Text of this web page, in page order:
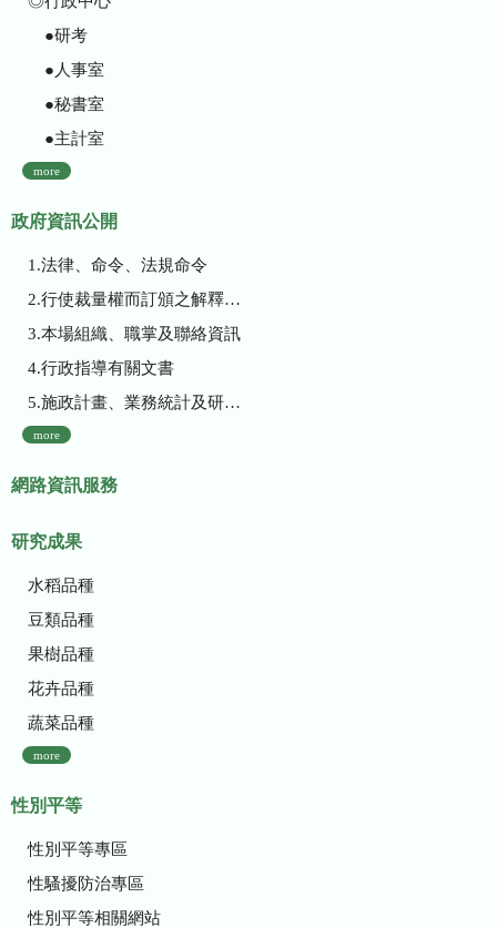
●研考
●人事室
●秘書室
●主計室
more
政府資訊公開
1.法律、命令、法規命令
2.行使裁量權而訂頒之解釋性規定及裁量基準
3.本場組織、職掌及聯絡資訊
4.行政指導有關文書
5.施政計畫、業務統計及研究報告
more
網路資訊服務
研究成果
水稻品種
豆類品種
果樹品種
花卉品種
蔬菜品種
more
性別平等
性別平等專區
性騷擾防治專區
性別平等相關網站